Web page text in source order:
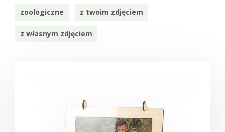
zoologiczne z twoim zdjęciem
z własnym zdjęciem